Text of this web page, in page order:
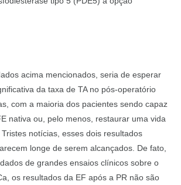
acima mencionados, seria de esperar
da taxa de TA no pós-operatório
com a maioria dos pacientes sendo capaz
nativa ou, pelo menos, restaurar uma vida
notícias, esses dois resultados
longe de serem alcançados. De fato,
de grandes ensaios clínicos sobre o
os resultados da EF após a PR não são